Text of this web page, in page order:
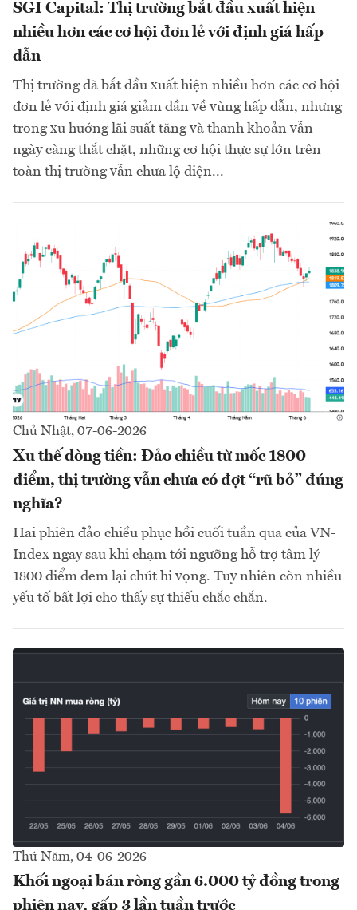
SGI Capital: Thị trường bắt đầu xuất hiện
nhiều hơn các cơ hội đơn lẻ với định giá hấp
dẫn
Thị trường đã bắt đầu xuất hiện nhiều hơn các cơ hội
đơn lẻ với định giá giảm dần về vùng hấp dẫn, nhưng
trong xu hướng lãi suất tăng và thanh khoản vẫn
ngày càng thắt chặt, những cơ hội thực sự lớn trên
toàn thị trường vẫn chưa lộ diện...
Chủ Nhật, 07-06-2026
Xu thế dòng tiền: Đảo chiều từ mốc 1800
điểm, thị trường vẫn chưa có đợt “rũ bỏ” đúng
nghĩa?
Hai phiên đảo chiều phục hồi cuối tuần qua của VN-
Index ngay sau khi chạm tới ngưỡng hỗ trợ tâm lý
1800 điểm đem lại chút hi vọng. Tuy nhiên còn nhiều
yếu tố bất lợi cho thấy sự thiếu chắc chắn.
Thứ Năm, 04-06-2026
Khối ngoại bán ròng gần 6.000 tỷ đồng trong
phiên nay, gấp 3 lần tuần trước